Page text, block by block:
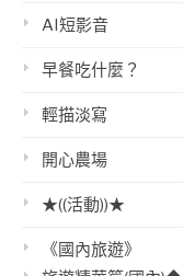
AI短影音
早餐吃什麼？
輕描淡寫
開心農場
★((活動))★
《國內旅遊》